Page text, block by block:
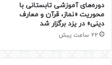
دوره‌های آموزشی تابستانی با
محوریت «نماز، قرآن و معارف
دینی» در یزد برگزار شد
22 ساعت پیش